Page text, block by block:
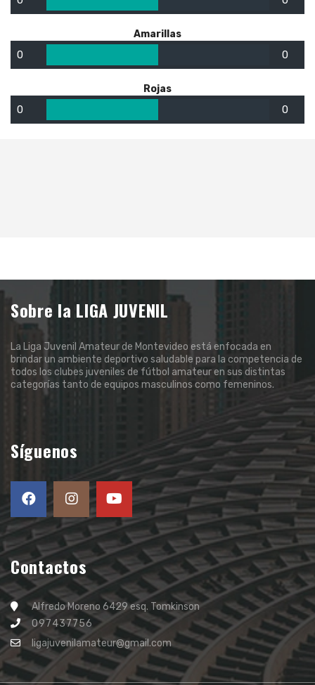
Amarillas
0 0
Rojas
0 0
Sobre la LIGA JUVENIL
La Liga Juvenil Amateur de Montevideo está enfocada en
brindar un ambiente deportivo saludable para la competencia de
todos los clubes juveniles de fútbol amateur en sus distintas
categorías tanto de equipos masculinos como femeninos.
Síguenos
Contactos
Alfredo Moreno 6429 esq. Tomkinson
097437756
ligajuvenilamateur@gmail.com